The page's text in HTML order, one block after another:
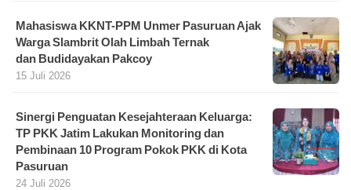
Mahasiswa KKNT-PPM Unmer Pasuruan Ajak
Warga Slambrit Olah Limbah Ternak
dan Budidayakan Pakcoy
15 Juli 2026
Sinergi Penguatan Kesejahteraan Keluarga:
TP PKK Jatim Lakukan Monitoring dan
Pembinaan 10 Program Pokok PKK di Kota
Pasuruan
24 Juli 2026